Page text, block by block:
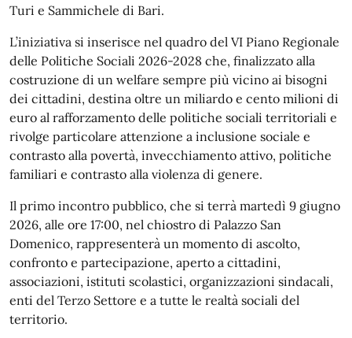
Turi e Sammichele di Bari.
L’iniziativa si inserisce nel quadro del VI Piano Regionale
delle Politiche Sociali 2026-2028 che, finalizzato alla
costruzione di un welfare sempre più vicino ai bisogni
dei cittadini, destina oltre un miliardo e cento milioni di
euro al rafforzamento delle politiche sociali territoriali e
rivolge particolare attenzione a inclusione sociale e
contrasto alla povertà, invecchiamento attivo, politiche
familiari e contrasto alla violenza di genere.
Il primo incontro pubblico, che si terrà martedì 9 giugno
2026, alle ore 17:00, nel chiostro di Palazzo San
Domenico, rappresenterà un momento di ascolto,
confronto e partecipazione, aperto a cittadini,
associazioni, istituti scolastici, organizzazioni sindacali,
enti del Terzo Settore e a tutte le realtà sociali del
territorio.